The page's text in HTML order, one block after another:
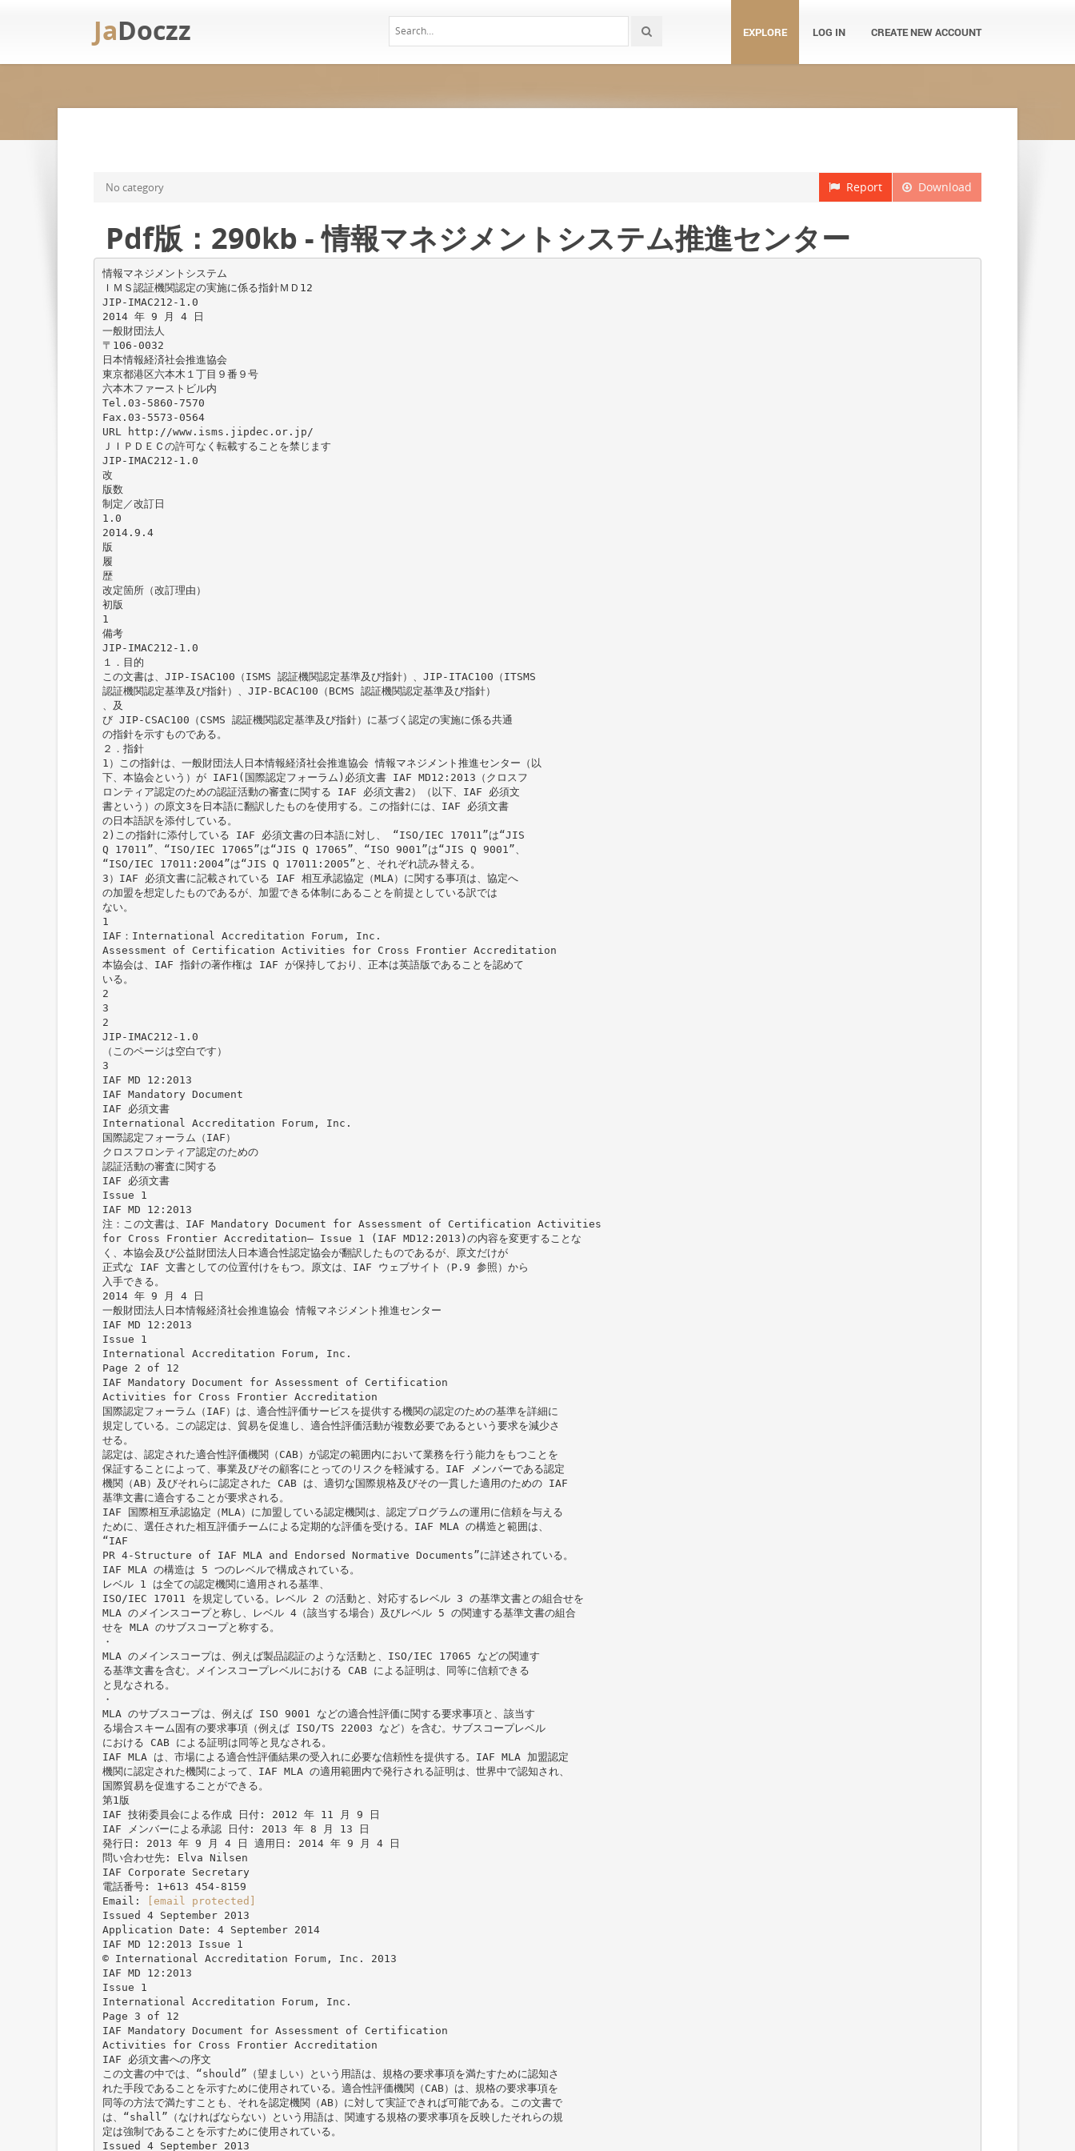
JaDoczz EXPLORE LOG IN CREATE NEW ACCOUNT
Download
Report
No category
Pdf版：290kb - 情報マネジメントシステム推進センター
情報マネジメントシステム
ＩＭＳ認証機関認定の実施に係る指針ＭＤ12
JIP-IMAC212-1.0
2014 年 9 月 4 日
一般財団法人
〒106-0032
日本情報経済社会推進協会
東京都港区六本木１丁目９番９号
六本木ファーストビル内
Tel.03-5860-7570
Fax.03-5573-0564
URL http://www.isms.jipdec.or.jp/
ＪＩＰＤＥＣの許可なく転載することを禁じます
JIP-IMAC212-1.0
改
版数
制定／改訂日
1.0
2014.9.4
版
履
歴
改定箇所（改訂理由）
初版
1
備考
JIP-IMAC212-1.0
１．目的
この文書は、JIP-ISAC100（ISMS 認証機関認定基準及び指針）、JIP-ITAC100（ITSMS
認証機関認定基準及び指針）、JIP-BCAC100（BCMS 認証機関認定基準及び指針）
、及
び JIP-CSAC100（CSMS 認証機関認定基準及び指針）に基づく認定の実施に係る共通
の指針を示すものである。
２．指針
1）この指針は、一般財団法人日本情報経済社会推進協会 情報マネジメント推進センター（以
下、本協会という）が IAF1(国際認定フォーラム)必須文書 IAF MD12:2013（クロスフ
ロンティア認定のための認証活動の審査に関する IAF 必須文書2）（以下、IAF 必須文
書という）の原文3を日本語に翻訳したものを使用する。この指針には、IAF 必須文書
の日本語訳を添付している。
2)この指針に添付している IAF 必須文書の日本語に対し、 “ISO/IEC 17011”は“JIS
Q 17011”、“ISO/IEC 17065”は“JIS Q 17065”、“ISO 9001”は“JIS Q 9001”、
“ISO/IEC 17011:2004”は“JIS Q 17011:2005”と、それぞれ読み替える。
3）IAF 必須文書に記載されている IAF 相互承認協定（MLA）に関する事項は、協定へ
の加盟を想定したものであるが、加盟できる体制にあることを前提としている訳では
ない。
1
IAF：International Accreditation Forum, Inc.
Assessment of Certification Activities for Cross Frontier Accreditation
本協会は、IAF 指針の著作権は IAF が保持しており、正本は英語版であることを認めて
いる。
2
3
2
JIP-IMAC212-1.0
（このページは空白です）
3
IAF MD 12:2013
IAF Mandatory Document
IAF 必須文書
International Accreditation Forum, Inc.
国際認定フォーラム（IAF）
クロスフロンティア認定のための
認証活動の審査に関する
IAF 必須文書
Issue 1
IAF MD 12:2013
注：この文書は、IAF Mandatory Document for Assessment of Certification Activities
for Cross Frontier Accreditation– Issue 1 (IAF MD12:2013)の内容を変更することな
く、本協会及び公益財団法人日本適合性認定協会が翻訳したものであるが、原文だけが
正式な IAF 文書としての位置付けをもつ。原文は、IAF ウェブサイト（P.9 参照）から
入手できる。
2014 年 9 月 4 日
一般財団法人日本情報経済社会推進協会 情報マネジメント推進センター
IAF MD 12:2013
Issue 1
International Accreditation Forum, Inc.
Page 2 of 12
IAF Mandatory Document for Assessment of Certification
Activities for Cross Frontier Accreditation
国際認定フォーラム（IAF）は、適合性評価サービスを提供する機関の認定のための基準を詳細に
規定している。この認定は、貿易を促進し、適合性評価活動が複数必要であるという要求を減少さ
せる。
認定は、認定された適合性評価機関（CAB）が認定の範囲内において業務を行う能力をもつことを
保証することによって、事業及びその顧客にとってのリスクを軽減する。IAF メンバーである認定
機関（AB）及びそれらに認定された CAB は、適切な国際規格及びその一貫した適用のための IAF
基準文書に適合することが要求される。
IAF 国際相互承認協定（MLA）に加盟している認定機関は、認定プログラムの運用に信頼を与える
ために、選任された相互評価チームによる定期的な評価を受ける。IAF MLA の構造と範囲は、
“IAF
PR 4-Structure of IAF MLA and Endorsed Normative Documents”に詳述されている。
IAF MLA の構造は 5 つのレベルで構成されている。
レベル 1 は全ての認定機関に適用される基準、
ISO/IEC 17011 を規定している。レベル 2 の活動と、対応するレベル 3 の基準文書との組合せを
MLA のメインスコープと称し、レベル 4（該当する場合）及びレベル 5 の関連する基準文書の組合
せを MLA のサブスコープと称する。
・
MLA のメインスコープは、例えば製品認証のような活動と、ISO/IEC 17065 などの関連す
る基準文書を含む。メインスコープレベルにおける CAB による証明は、同等に信頼できる
と見なされる。
・
MLA のサブスコープは、例えば ISO 9001 などの適合性評価に関する要求事項と、該当す
る場合スキーム固有の要求事項（例えば ISO/TS 22003 など）を含む。サブスコープレベル
における CAB による証明は同等と見なされる。
IAF MLA は、市場による適合性評価結果の受入れに必要な信頼性を提供する。IAF MLA 加盟認定
機関に認定された機関によって、IAF MLA の適用範囲内で発行される証明は、世界中で認知され、
国際貿易を促進することができる。
第1版
IAF 技術委員会による作成 日付: 2012 年 11 月 9 日
IAF メンバーによる承認 日付: 2013 年 8 月 13 日
発行日: 2013 年 9 月 4 日 適用日: 2014 年 9 月 4 日
問い合わせ先: Elva Nilsen
IAF Corporate Secretary
電話番号: 1+613 454-8159
Email:
[email protected]
Issued 4 September 2013
Application Date: 4 September 2014
IAF MD 12:2013 Issue 1
© International Accreditation Forum, Inc. 2013
IAF MD 12:2013
Issue 1
International Accreditation Forum, Inc.
Page 3 of 12
IAF Mandatory Document for Assessment of Certification
Activities for Cross Frontier Accreditation
IAF 必須文書への序文
この文書の中では、“should”（望ましい）という用語は、規格の要求事項を満たすために認知さ
れた手段であることを示すために使用されている。適合性評価機関（CAB）は、規格の要求事項を
同等の方法で満たすことも、それを認定機関（AB）に対して実証できれば可能である。この文書で
は、“shall”（なければならない）という用語は、関連する規格の要求事項を反映したそれらの規
定は強制であることを示すために使用されている。
Issued 4 September 2013